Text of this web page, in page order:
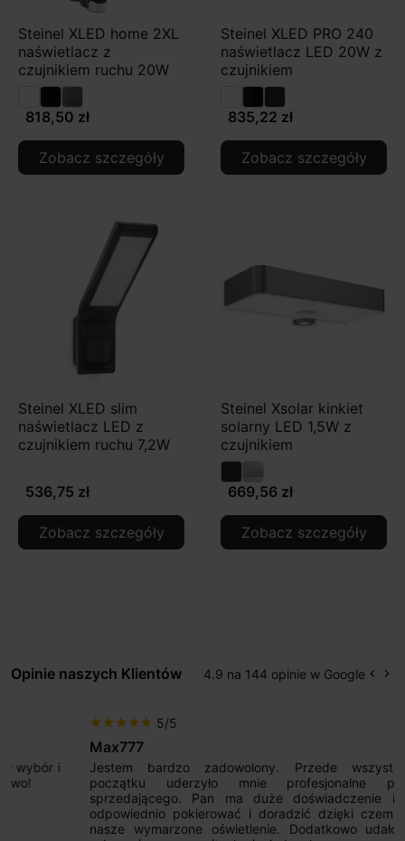
Steinel XLED home 2XL
naświetlacz z
czujnikiem ruchu 20W
818,50 zł
Zobacz szczegóły
Steinel XLED PRO 240
naświetlacz LED 20W z
czujnikiem
835,22 zł
Zobacz szczegóły
Steinel XLED slim
naświetlacz LED z
czujnikiem ruchu 7,2W
536,75 zł
Zobacz szczegóły
Steinel Xsolar kinkiet
solarny LED 1,5W z
czujnikiem
669,56 zł
Zobacz szczegóły
Opinie naszych Klientów 4.9 na 144 opinie w Google keyboard_arrow_left keyboard_arrow_right
5/5
Jestem bardzo zadowolony. Przede wszystkim od
początku uderzyło mnie profesjonalne podejście
sprzedającego. Pan ma duże doświadczenie i potrafi
odpowiednio pokierować i doradzić dzięki czemu mamy
nasze wymarzone oświetlenie. Dodatkowo udało się to